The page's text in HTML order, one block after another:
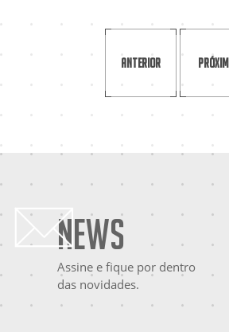
Anterior
News
Assine e fique por dentro
das novidades.